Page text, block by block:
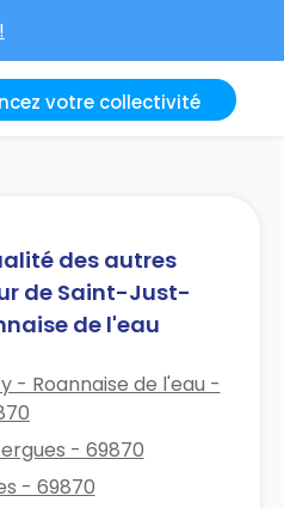
votre collectivité
des autres
de Saint-Just-
de l'eau
Roannaise de l'eau -
- 69870
- 69870